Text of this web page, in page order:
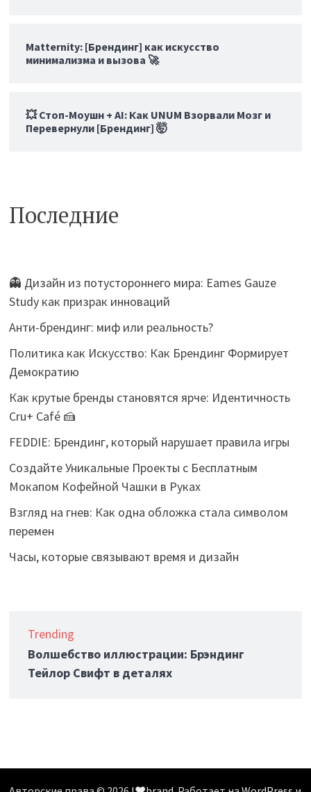
Matternity: [Брендинг] как искусство
минимализма и вызова 🚀
💥 Стоп-Моушн + AI: Как UNUM Взорвали Мозг и
Перевернули [Брендинг] 🤯
Последние
👻 Дизайн из потустороннего мира: Eames Gauze
Study как призрак инноваций
Анти-брендинг: миф или реальность?
Политика как Искусство: Как Брендинг Формирует
Демократию
Как крутые бренды становятся ярче: Идентичность
Cru+ Café 🍰
FEDDIE: Брендинг, который нарушает правила игры
Создайте Уникальные Проекты с Бесплатным
Мокапом Кофейной Чашки в Руках
Взгляд на гнев: Как одна обложка стала символом
перемен
Часы, которые связывают время и дизайн
Trending
Волшебство иллюстрации: Брэндинг
Тейлор Свифт в деталях